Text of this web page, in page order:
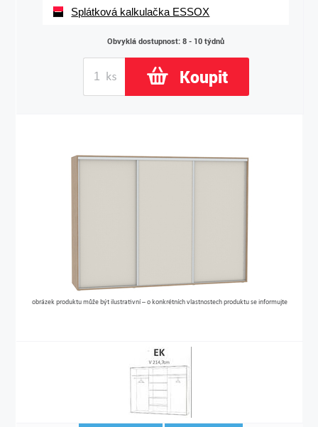
Splátková kalkulačka ESSOX
Obvyklá dostupnost: 8 - 10 týdnů
Koupit
obrázek produktu může být ilustrativní – o konkrétních vlastnostech produktu se informujte